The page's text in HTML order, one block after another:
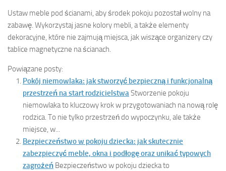
Ustaw meble pod ścianami, aby środek pokoju pozostał wolny na
zabawę. Wykorzystaj jasne kolory mebli, a także elementy
dekoracyjne, które nie zajmują miejsca, jak wiszące organizery czy
tablice magnetyczne na ścianach.
Powiązane posty:
Pokój niemowlaka: jak stworzyć bezpieczną i funkcjonalną
przestrzeń na start rodzicielstwaStworzenie pokoju
niemowlaka to kluczowy krok w przygotowaniach na nową rolę
rodzica. To nie tylko przestrzeń do wypoczynku, ale także
miejsce, w...
Bezpieczeństwo w pokoju dziecka: jak skutecznie
zabezpieczyć meble, okna i podłogę oraz unikać typowych
zagrożeń Bezpieczeństwo w pokoju dziecka to